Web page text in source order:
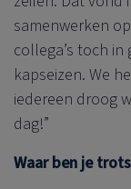
samenwerken
collega’s toch
kapseizen. We
iedereen droog
dag!”
Waar ben je